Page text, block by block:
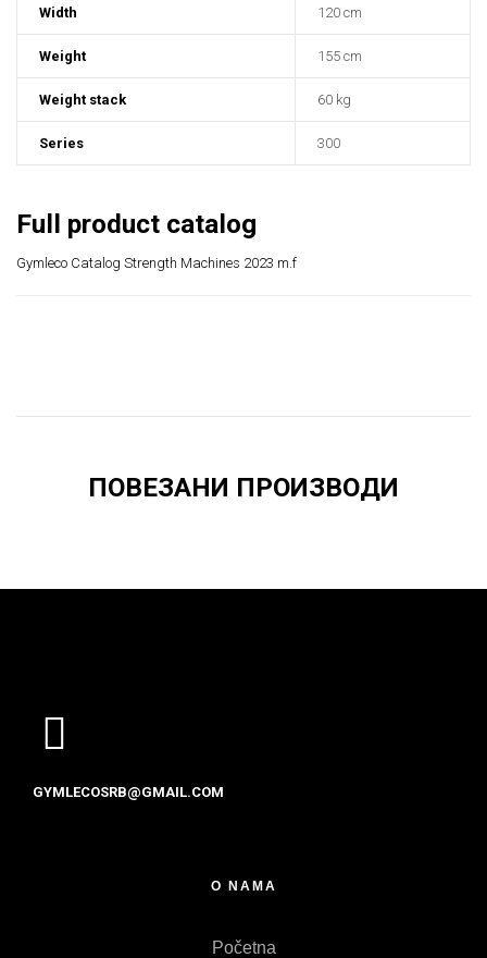
Width 120 cm
Weight 155 cm
Weight stack 60 kg
Series 300
Full product catalog
Gymleco Catalog Strength Machines 2023 m.f
ПОВЕЗАНИ ПРОИЗВОДИ
GYMLECOSRB@GMAIL.COM
O NAMA
Početna